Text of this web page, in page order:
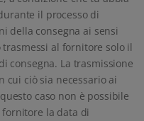
il processo di
della consegna ai sensi
trasmessi al fornitore solo il
consegna. La trasmissione
cui ciò sia necessario ai
caso non è possibile
la data di